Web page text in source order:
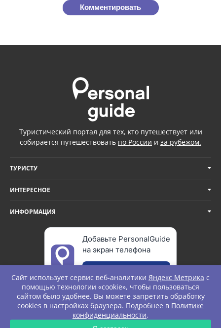
Комментировать
Туристический портал для тех, кто путешествует или
собирается путешествовать по России и за рубежом.
ТУРИСТУ
ИНТЕРЕСНОЕ
ИНФОРМАЦИЯ
Добавьте PersonalGuide
на экран телефона
© Personal Guide. All rights Reserved.
Сайт использует сервис веб-аналитики Яндекс Метрика с
помощью технологии «cookie», чтобы пользоваться
сайтом было удобнее. Вы можете запретить обработку
cookies в настройках браузера. Подробнее в Политике
конфиденциальности.